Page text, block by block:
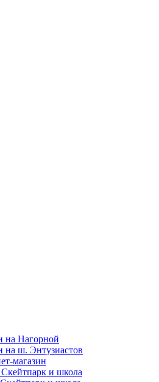
на Нагорной
на ш. Энтузиастов
магазин
и школа